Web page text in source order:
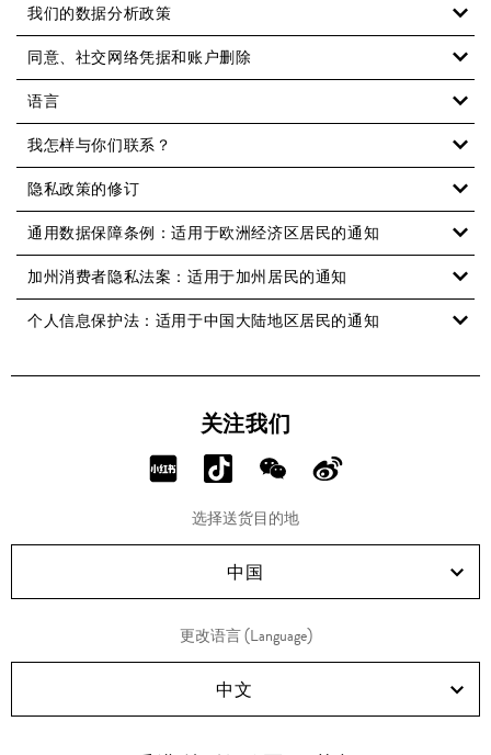
我们的数据分析政策
同意、社交网络凭据和账户删除
语言
我怎样与你们联系？
隐私政策的修订
通用数据保障条例：适用于欧洲经济区居民的通知
加州消费者隐私法案：适用于加州居民的通知
个人信息保护法：适用于中国大陆地区居民的通知
关注我们
分
RED!
分
享
Douyin!
分
享
WeChat!
分
Weibo!
选择送货目的地
中国
更改语言 (Language)
中文